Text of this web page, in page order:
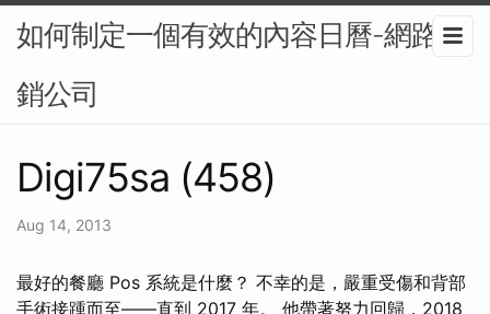
如何制定一個有效的內容日曆-網路行
銷公司
Digi75sa (458)
Aug 14, 2013
最好的餐廳 Pos 系統是什麼？ 不幸的是，嚴重受傷和背部
手術接踵而至——直到 2017 年。 他帶著努力回歸，2018